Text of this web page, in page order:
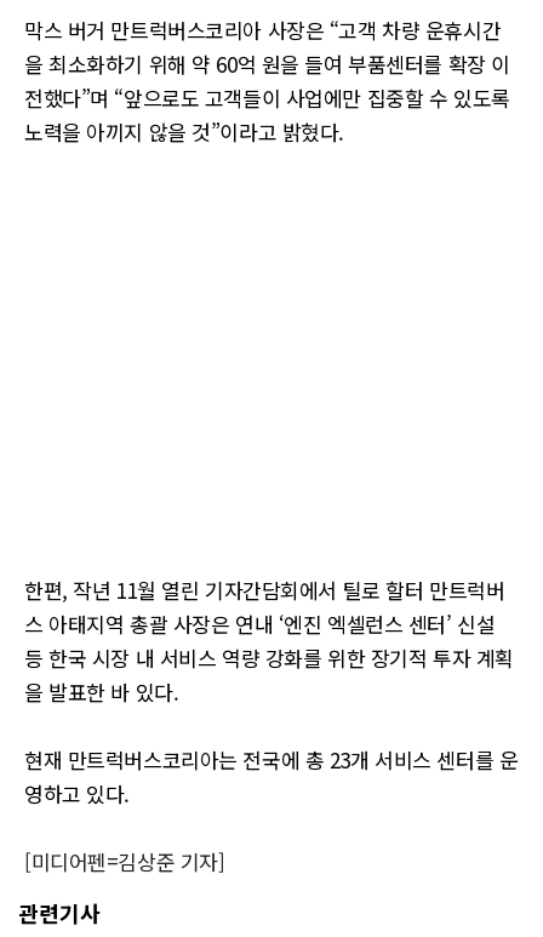
막스 버거 만트럭버스코리아 사장은 “고객 차량 운휴시간
을 최소화하기 위해 약 60억 원을 들여 부품센터를 확장 이
전했다”며 “앞으로도 고객들이 사업에만 집중할 수 있도록
노력을 아끼지 않을 것”이라고 밝혔다.
한편, 작년 11월 열린 기자간담회에서 틸로 할터 만트럭버
스 아태지역 총괄 사장은 연내 ‘엔진 엑셀런스 센터’ 신설
등 한국 시장 내 서비스 역량 강화를 위한 장기적 투자 계획
을 발표한 바 있다.
현재 만트럭버스코리아는 전국에 총 23개 서비스 센터를 운
영하고 있다.
[미디어펜=김상준 기자]
관련기사